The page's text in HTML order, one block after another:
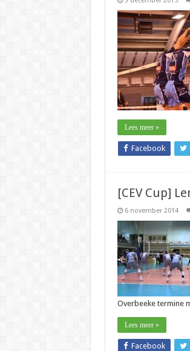
Lees meer »
Facebook
[CEV Cup]
6 november 2014
Overbeeke termine
Lees meer »
Facebook